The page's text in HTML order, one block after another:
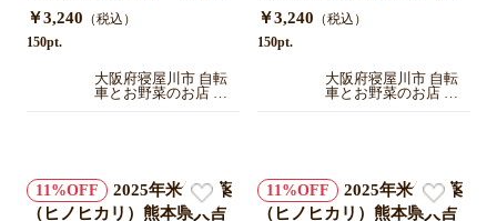
料込（別途送料地域あり）
順次発送中
￥3,240 （税込）
150pt.
大阪府寝屋川市 自転
車とお野菜のお店 や
途送料地域あり）順次発送
中
￥3,240 （税込）
150pt.
大阪府寝屋川市 自転
車とお野菜のお店 や
11
2025年米無農薬
（ヒノヒカリ）熊本県人吉
11
2025年米無農薬
（ヒノヒカリ）熊本県人吉